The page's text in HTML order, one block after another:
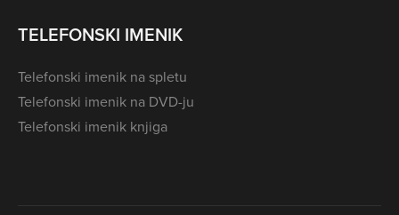
TELEFONSKI IMENIK
Telefonski imenik na spletu
Telefonski imenik na DVD-ju
Telefonski imenik knjiga